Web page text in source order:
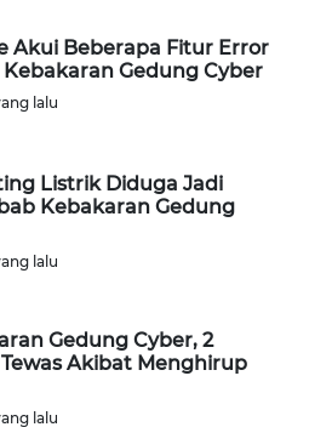
Akui Beberapa Fitur Error
Gedung Cyber
lalu
Listrik Diduga Jadi
Kebakaran Gedung
lalu
Gedung Cyber, 2
Akibat Menghirup
lalu